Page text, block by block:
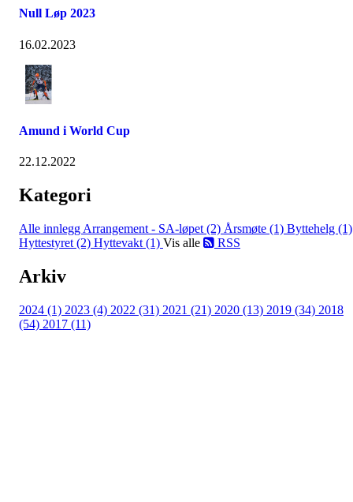
Null Løp 2023
16.02.2023
Amund i World Cup
22.12.2022
Kategori
Alle innlegg Arrangement - SA-løpet (2) Årsmøte (1) Byttehelg (1)
Hyttestyret (2) Hyttevakt (1) Vis alle RSS
Arkiv
2024 (1) 2023 (4) 2022 (31) 2021 (21) 2020 (13) 2019 (34) 2018
(54) 2017 (11)